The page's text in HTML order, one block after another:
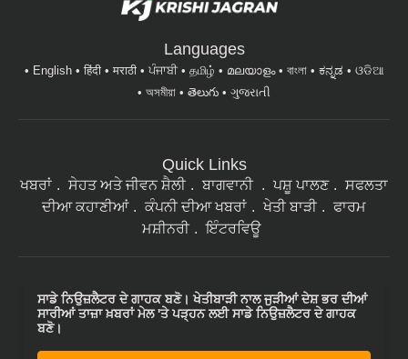
Languages
English हिंदी मराठी ਪੰਜਾਬੀ தமிழ் മലയാളം বাংলা ಕನ್ನಡ
ଓଡିଆ
অসমীয়া
తెలుగు ગુજરાતી
Quick Links
ਖਬਰਾਂ ਸੇਹਤ ਅਤੇ ਜੀਵਨ ਸ਼ੈਲੀ ਬਾਗਵਾਨੀ ਪਸ਼ੂ ਪਾਲਣ
ਸਫਲਤਾ
ਦੀਆ ਕਹਾਣੀਆਂ
ਕੰਪਨੀ ਦੀਆ ਖਬਰਾਂ ਖੇਤੀ ਬਾੜੀ
ਫਾਰਮ
ਮਸ਼ੀਨਰੀ
ਇੰਟਰਵਿਊ
ਸਾਡੇ ਨਿਉਜ਼ਲੈਟਰ ਦੇ ਗਾਹਕ ਬਣੋ। ਖੇਤੀਬਾੜੀ ਨਾਲ ਜੁੜੀਆਂ ਦੇਸ਼ ਭਰ ਦੀਆਂ
ਸਾਰੀਆਂ ਤਾਜ਼ਾ ਖ਼ਬਰਾਂ ਮੇਲ 'ਤੇ ਪੜ੍ਹਨ ਲਈ ਸਾਡੇ ਨਿਉਜ਼ਲੈਟਰ ਦੇ ਗਾਹਕ
ਬਣੋ।